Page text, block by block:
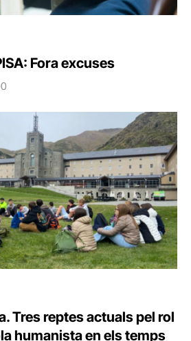
Fora excuses
Tres reptes actuals pel rol
humanista en els temps